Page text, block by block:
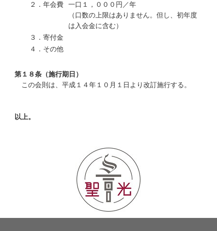
２．年会費
一口１，０００円／年
（口数の上限はありません。但し、初年度
は入会金に含む）
３．寄付金
４．その他
第１８条（施行期日）
この会則は、平成１４年１０月１日より改訂施行する。
以上。